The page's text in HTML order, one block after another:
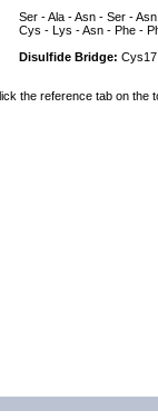
Ser - Ala - Asn - Ser -
Cys - Lys - Asn - Phe -
Disulfide Bridge:
the reference tab on the